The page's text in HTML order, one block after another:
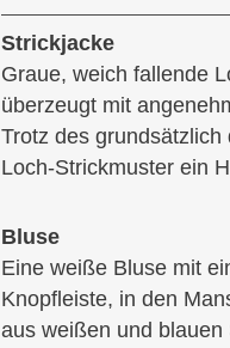
Strickjacke
Graue, weich fallende
überzeugt mit
Trotz des
Loch-Strickmuster ein
Bluse
Eine weiße Bluse mit
Knopfleiste, in den
aus weißen und